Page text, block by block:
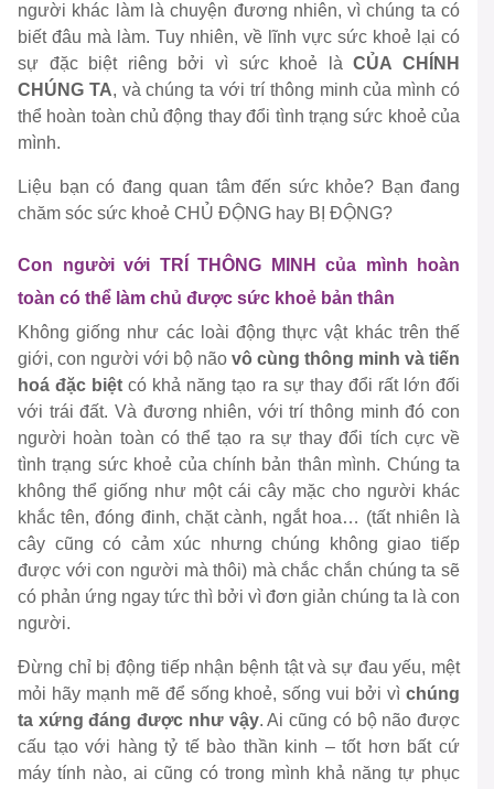
người khác làm là chuyện đương nhiên, vì chúng ta có
biết đâu mà làm. Tuy nhiên, về lĩnh vực sức khoẻ lại có
sự đặc biệt riêng bởi vì sức khoẻ làCỦA CHÍNH
CHÚNG TA, và chúng ta với trí thông minh của mình có
thể hoàn toàn chủ động thay đổi tình trạng sức khoẻ của
mình.
Liệu bạn có đang quan tâm đến sức khỏe? Bạn đang
chăm sóc sức khoẻ CHỦ ĐỘNG hay BỊ ĐỘNG?
Con người với TRÍ THÔNG MINH của mình hoàn
toàn có thể làm chủ được sức khoẻ bản thân
Không giống như các loài động thực vật khác trên thế
giới, con người với bộ não vô cùng thông minh và tiến
hoá đặc biệt có khả năng tạo ra sự thay đổi rất lớn đối
với trái đất. Và đương nhiên, với trí thông minh đó con
người hoàn toàn có thể tạo ra sự thay đổi tích cực về
tình trạng sức khoẻ của chính bản thân mình. Chúng ta
không thể giống như một cái cây mặc cho người khác
khắc tên, đóng đinh, chặt cành, ngắt hoa… (tất nhiên là
cây cũng có cảm xúc nhưng chúng không giao tiếp
được với con người mà thôi) mà chắc chắn chúng ta sẽ
có phản ứng ngay tức thì bởi vì đơn giản chúng ta là con
người.
Đừng chỉ bị động tiếp nhận bệnh tật và sự đau yếu, mệt
mỏi hãy mạnh mẽ để sống khoẻ, sống vui bởi vì chúng
ta xứng đáng được như vậy. Ai cũng có bộ não được
cấu tạo với hàng tỷ tế bào thần kinh – tốt hơn bất cứ
máy tính nào, ai cũng có trong mình khả năng tự phục